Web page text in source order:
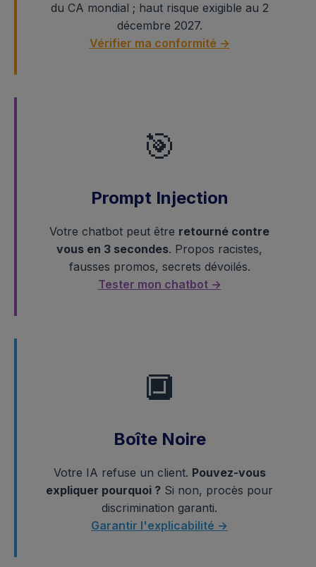
du CA mondial ; haut risque exigible au 2
décembre 2027.
Vérifier ma conformité →
🎯
Prompt Injection
Votre chatbot peut être retourné contre
vous en 3 secondes. Propos racistes,
fausses promos, secrets dévoilés.
Tester mon chatbot →
🔲
Boîte Noire
Votre IA refuse un client. Pouvez-vous
expliquer pourquoi ? Si non, procès pour
discrimination garanti.
Garantir l'explicabilité →